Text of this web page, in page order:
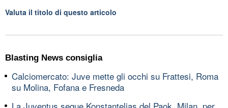
Valuta il titolo di questo articolo
Blasting News consiglia
Calciomercato: Juve mette gli occhi su Frattesi, Roma
su Molina, Fofana e Fresneda